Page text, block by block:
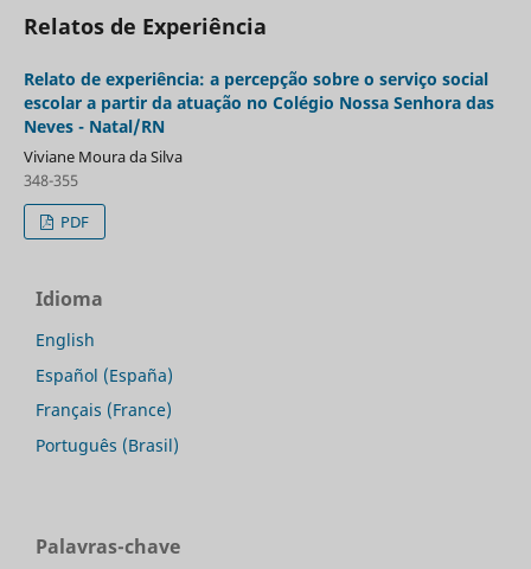
Relatos de Experiência
Relato de experiência: a percepção sobre o serviço social
escolar a partir da atuação no Colégio Nossa Senhora das
Neves - Natal/RN
Viviane Moura da Silva
348-355
PDF
Idioma
English
Español (España)
Français (France)
Português (Brasil)
Palavras-chave